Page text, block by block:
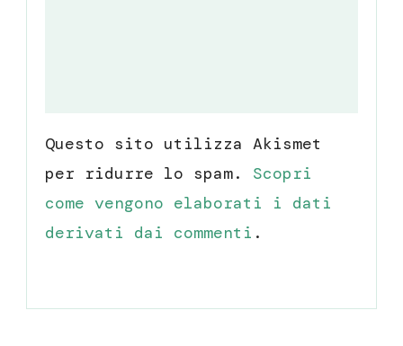
Questo sito utilizza Akismet
per ridurre lo spam. Scopri
come vengono elaborati i dati
derivati dai commenti .